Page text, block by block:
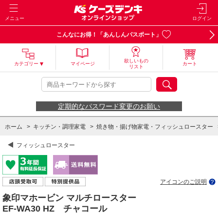
メニュー ログイン
こんなにお得！「あんしんパスポート」
カテゴリー マイページ
欲しいもの
リスト
カート
定期的なパスワード変更のお願い
ホーム > キッチン・調理家電 > 焼き物・揚げ物家電・フィッシュロースター
フィッシュロースター
アイコンのご説明
象印マホービン マルチロースター
EF-WA30 HZ チャコール